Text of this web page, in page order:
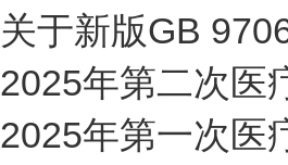
关于新版GB
2025年第二次医
2025年第一次医